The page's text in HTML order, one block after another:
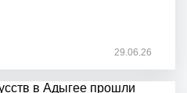
29.06.26